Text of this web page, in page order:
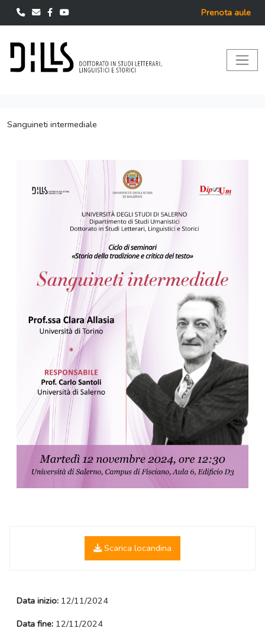
Prenota aule
Sanguineti intermediale
Scarica locandina
Data inizio: 12/11/2024
Data fine: 12/11/2024